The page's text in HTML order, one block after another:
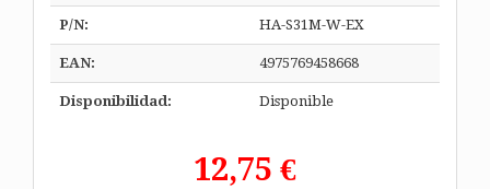
P/N: HA-S31M-W-EX
EAN: 4975769458668
Disponibilidad: Disponible
12,75 €